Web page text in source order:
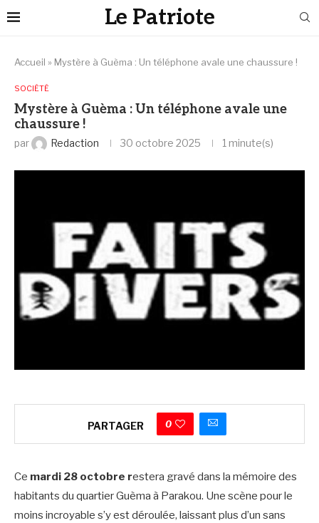
Le Patriote
Accueil » Mystère à Guèma : Un téléphone avale une chaussure !
SOCIÉTÉ
Mystère à Guèma : Un téléphone avale une
chaussure !
par Redaction 30 octobre 2025 1 minute(s)
PARTAGER 0
Ce mardi 28 octobre restera gravé dans la mémoire des
habitants du quartier Guèma à Parakou. Une scène pour le
moins incroyable s’y est déroulée, laissant plus d’un sans